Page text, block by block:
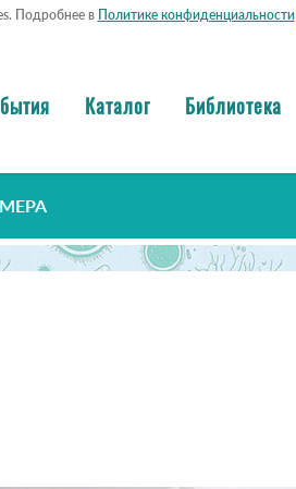
Подробнее в Политике конфиденциальности
Каталог Библиотека